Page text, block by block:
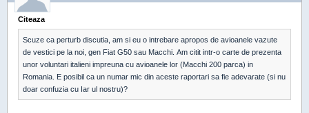
Citeaza
Scuze ca perturb discutia, am si eu o intrebare apropos de avioanele vazute
de vestici pe la noi, gen Fiat G50 sau Macchi. Am citit intr-o carte de prezenta
unor voluntari italieni impreuna cu avioanele lor (Macchi 200 parca) in
Romania. E posibil ca un numar mic din aceste raportari sa fie adevarate (si nu
doar confuzia cu Iar ul nostru)?